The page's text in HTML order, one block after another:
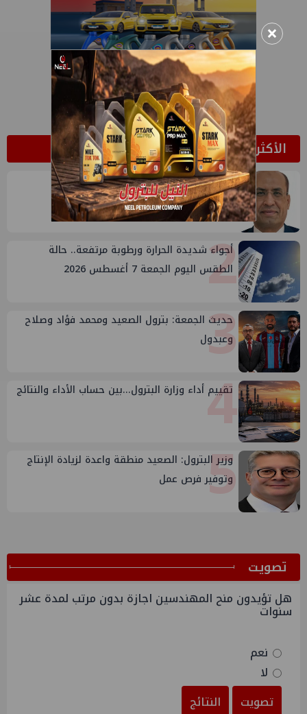
الأكثر قراءة
1
وائل عطية يكتب: انتحال صفة الزلزال
2
أجواء شديدة الحرارة ورطوبة مرتفعة.. حالة
الطقس اليوم الجمعة 7 أغسطس 2026
3
حديث الجمعة: بترول الصعيد ومحمد فؤاد وصلاح
وعبدول
4
تقييم أداء وزارة البترول...بين حساب الأداء والنتائج
5
وزير البترول: الصعيد منطقة واعدة لزيادة الإنتاج
وتوفير فرص عمل
ﺗﺼﻮﻳﺖ
هل تؤيدون منح المهندسين اجازة بدون مرتب لمدة عشر
سنوات
نعم
لا
تصويت
النتائج
×